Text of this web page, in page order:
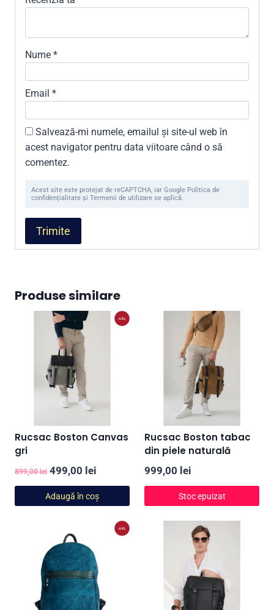
Nume *
Email *
Salvează-mi numele, emailul și site-ul web în
acest navigator pentru data viitoare când o să
comentez.
Acest site este protejat de reCAPTCHA, iar Google Politica de
confidențialitate și Termenii de utilizare se aplică.
Produse similare
-44%
Rucsac Boston Canvas
gri
899,00lei Prețul
inițial
a
899,00 lei.
499,00 lei
curent
este:
499,00 lei.
Adaugă în coș
Rucsac Boston tabac
din piele naturală
999,00 lei
Stoc epuizat
-44%